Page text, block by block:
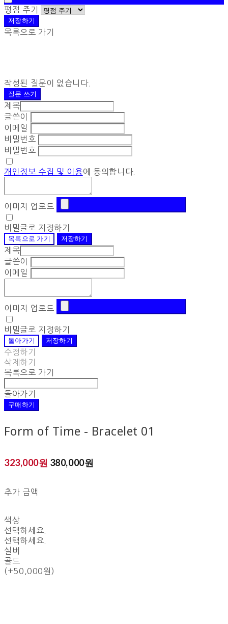
평점 주기
저장하기
목록으로 가기
작성된 질문이 없습니다.
질문 쓰기
제목
글쓴이
이메일
비밀번호
비밀번호
개인정보 수집 및 이용에 동의합니다.
이미지 업로드
비밀글로 지정하기
목록으로 가기
저장하기
제목
글쓴이
이메일
이미지 업로드
비밀글로 지정하기
돌아가기
저장하기
수정하기
삭제하기
목록으로 가기
돌아가기
구매하기
Form of Time - Bracelet 01
323,000원 380,000원
추가 금액
색상
선택하세요.
선택하세요.
실버
골드
(+50,000원)